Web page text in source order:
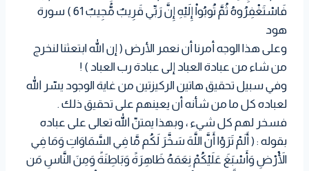
فَاسْتَغْفِرُوهُ ثُمَّ تُوبُواْ إِلَيْهِ إِنَّ رَبِّي قَرِيبٌ مُّجِيبٌ 61 ) سورة
هود
وعلى هذا الوجه أمرنا أن نعمر الأرض ( إن الله ابتعثنا لنخرج
من شاء من عبادة العباد إلى عبادة رب العباد ) !
وفي سبيل تحقيق هاتين الركيزتين من غاية الوجود يسّر الله
لعباده كل ما من شأنه أن يعينهم على تحقيق ذلك .
فسخر لهم كل شيء ، وبهذا يمتنّ الله تعالى على عباده
بقوله : ( أَلَمْ تَرَوْا أَنَّ اللَّهَ سَخَّرَ لَكُم مَّا فِي السَّمَاوَاتِ وَمَا فِي
الْأَرْضِ وَأَسْبَغَ عَلَيْكُمْ نِعَمَهُ ظَاهِرَةً وَبَاطِنَةً وَمِنَ النَّاسِ مَن